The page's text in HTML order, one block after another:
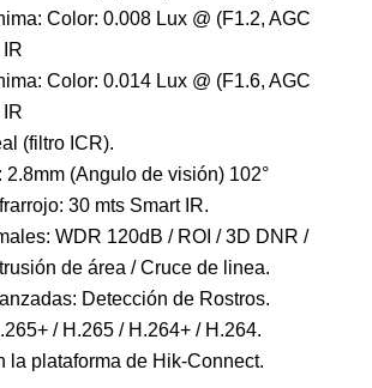
Color: 0.008 Lux @ (F1.2, AGC
Color: 0.014 Lux @ (F1.6, AGC
(filtro ICR).
2.8mm (Angulo de visión) 102°
30 mts Smart IR.
WDR 120dB / ROI / 3D DNR /
de área / Cruce de linea.
Detección de Rostros.
/ H.265 / H.264+ / H.264.
la plataforma de Hik-Connect.